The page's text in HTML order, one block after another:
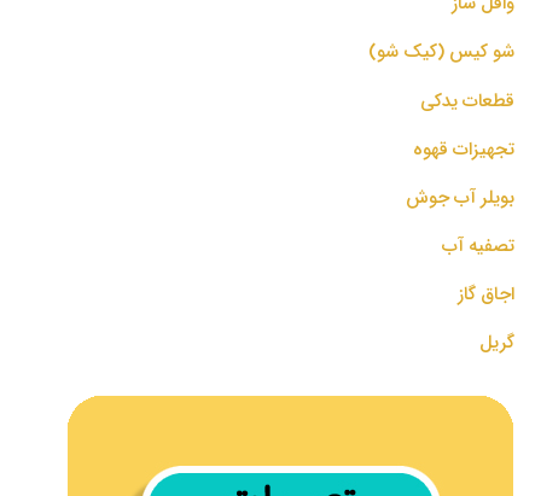
شو کیس (کیک شو)
قطعات یدکی
تجهیزات قهوه
بویلر آب جوش
تصفیه آب
اجاق گاز
گریل